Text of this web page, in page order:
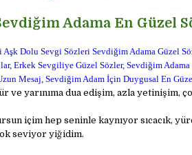
Adama En Güzel
Aşk Dolu Sevgi Sözleri Sevdiğim Adama Güzel
Erkek Sevgiliye Güzel Sözler, Sevdiğim
Mesaj, Sevdiğim Adam İçin Duygusal En
ve yarınıma dua edişim, azla yetinişim,
içim hep seninle kaynıyor sıcacık,
seviyor yiğidim.